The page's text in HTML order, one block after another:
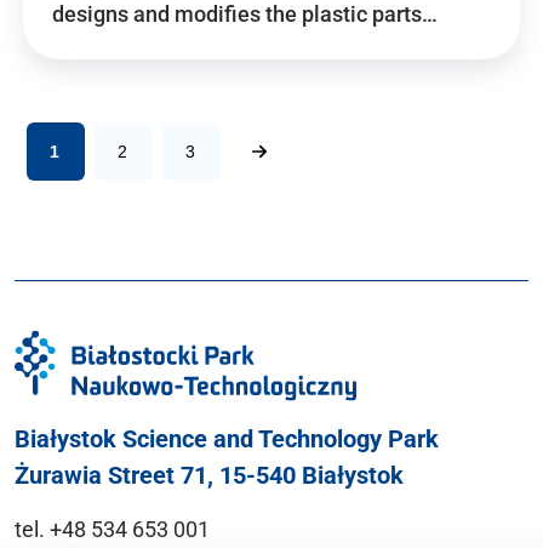
designs and modifies the plastic parts…
1 2 3
Białystok Science and Technology Park
Żurawia Street 71, 15-540 Białystok
tel. +48 534 653 001